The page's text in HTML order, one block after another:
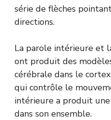
série de flèches
directions.
La parole intérieure et
ont produit des
cérébrale dans le
qui contrôle le
intérieure a produit
dans son ensemble.